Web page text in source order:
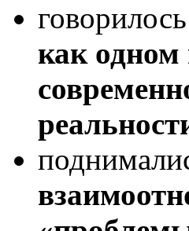
говорилось
как одном